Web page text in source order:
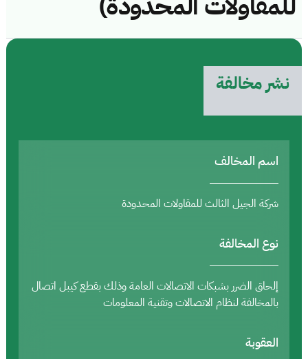
نشر مخالفة
اسم المخالف
شركة الجيل الثالث للمقاولات المحدودة
نوع المخالفة
إلحاق الضرر بشبكات الاتصالات العامة وذلك بقطع كيبل اتصال
بالمخالفة لنظام الاتصالات وتقنية المعلومات
العقوبة